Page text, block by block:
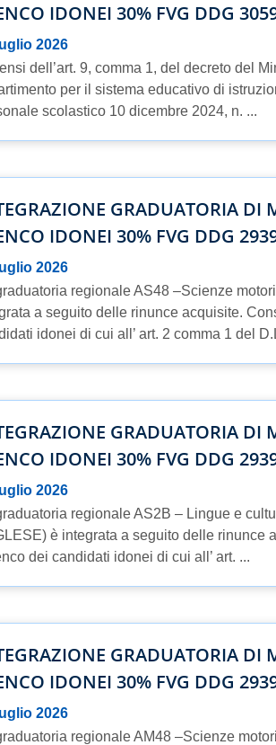
IDONEI 30% FVG DDG
2026
dell’art. 9, comma 1, del decreto del
per il sistema educativo di
scolastico 10 dicembre 2024, n. ...
GRADUATORIA DI
IDONEI 30% FVG DDG
2026
regionale AS48 –Scienze
a seguito delle rinunce acquisite.
idonei di cui all’ art. 2 comma 1 del
GRADUATORIA DI
IDONEI 30% FVG DDG
2026
regionale AS2B – Lingue e
è integrata a seguito delle rinunce
dei candidati idonei di cui all’ art. ...
GRADUATORIA DI
IDONEI 30% FVG DDG
2026
regionale AM48 –Scienze